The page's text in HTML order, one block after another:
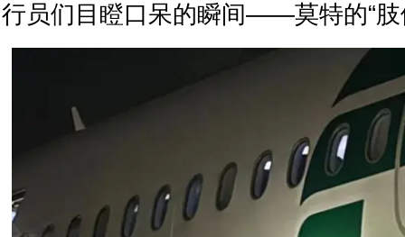
行员们目瞪口呆的瞬间——莫特的“肢